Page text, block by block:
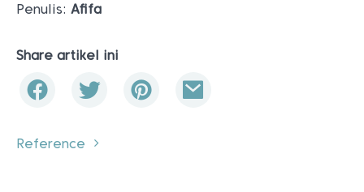
Penulis: Afifa
Share artikel ini
Reference